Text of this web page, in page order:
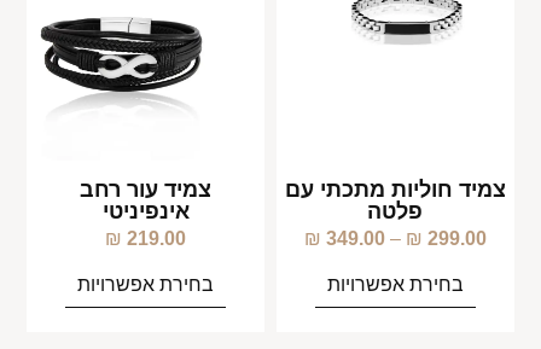
צמיד חוליות מתכתי עם
פלטה
299.00
₪
–
349.00
₪
בחירת אפשרויות
צמיד עור רחב
אינפיניטי
219.00
₪
בחירת אפשרויות